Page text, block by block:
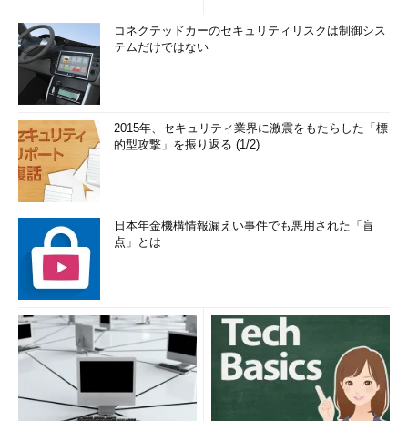
コネクテッドカーのセキュリティリスクは制御シス
テムだけではない
2015年、セキュリティ業界に激震をもたらした「標
的型攻撃」を振り返る (1/2)
日本年金機構情報漏えい事件でも悪用された「盲
点」とは